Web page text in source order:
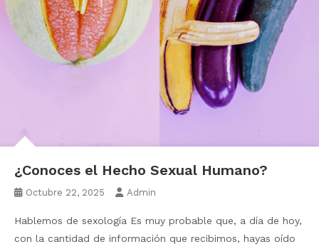
¿Conoces el Hecho Sexual Humano?
Octubre 22, 2025 Admin
Hablemos de sexología Es muy probable que, a día de hoy,
con la cantidad de información que recibimos, hayas oído